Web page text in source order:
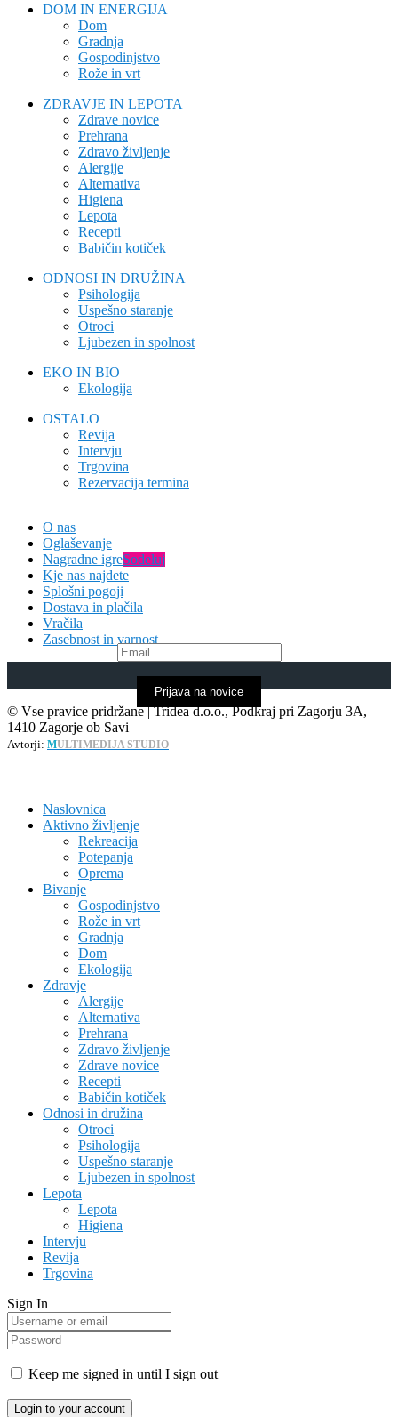
DOM IN ENERGIJA
Dom
Gradnja
Gospodinjstvo
Rože in vrt
ZDRAVJE IN LEPOTA
Zdrave novice
Prehrana
Zdravo življenje
Alergije
Alternativa
Higiena
Lepota
Recepti
Babičin kotiček
ODNOSI IN DRUŽINA
Psihologija
Uspešno staranje
Otroci
Ljubezen in spolnost
EKO IN BIO
Ekologija
OSTALO
Revija
Intervju
Trgovina
Rezervacija termina
O nas
Oglaševanje
Nagradne igreSodeluj
Kje nas najdete
Splošni pogoji
Dostava in plačila
Vračila
Zasebnost in varnost
Prijava na novice
© Vse pravice pridržane | Tridea d.o.o., Podkraj pri Zagorju 3A,
1410 Zagorje ob Savi
Avtorji: MULTIMEDIJA STUDIO
Naslovnica
Aktivno življenje
Rekreacija
Potepanja
Oprema
Bivanje
Gospodinjstvo
Rože in vrt
Gradnja
Dom
Ekologija
Zdravje
Alergije
Alternativa
Prehrana
Zdravo življenje
Zdrave novice
Recepti
Babičin kotiček
Odnosi in družina
Otroci
Psihologija
Uspešno staranje
Ljubezen in spolnost
Lepota
Lepota
Higiena
Intervju
Revija
Trgovina
Sign In
Keep me signed in until I sign out